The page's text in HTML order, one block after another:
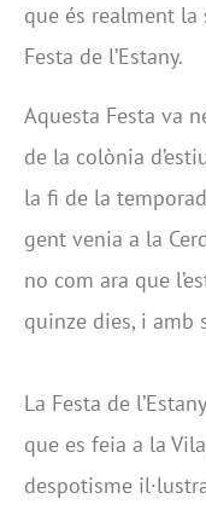
que és realment la
Festa de l’Estany.
Aquesta Festa va
de la colònia
la fi de la
gent venia a la
no com ara que
quinze dies, i amb
La Festa de
que es feia a la
despotisme